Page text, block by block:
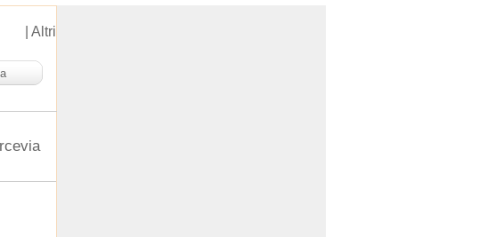
Altri